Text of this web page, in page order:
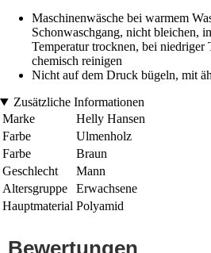
Maschinenwäsche bei warmem
Schonwaschgang, nicht bleichen,
Temperatur trocknen, bei niedriger
chemisch reinigen
Nicht auf dem Druck bügeln, mit
Zusätzliche Informationen
Marke
Helly Hansen
Farbe
Ulmenholz
Farbe
Braun
Geschlecht
Mann
Altersgruppe
Erwachsene
Hauptmaterial Polyamid